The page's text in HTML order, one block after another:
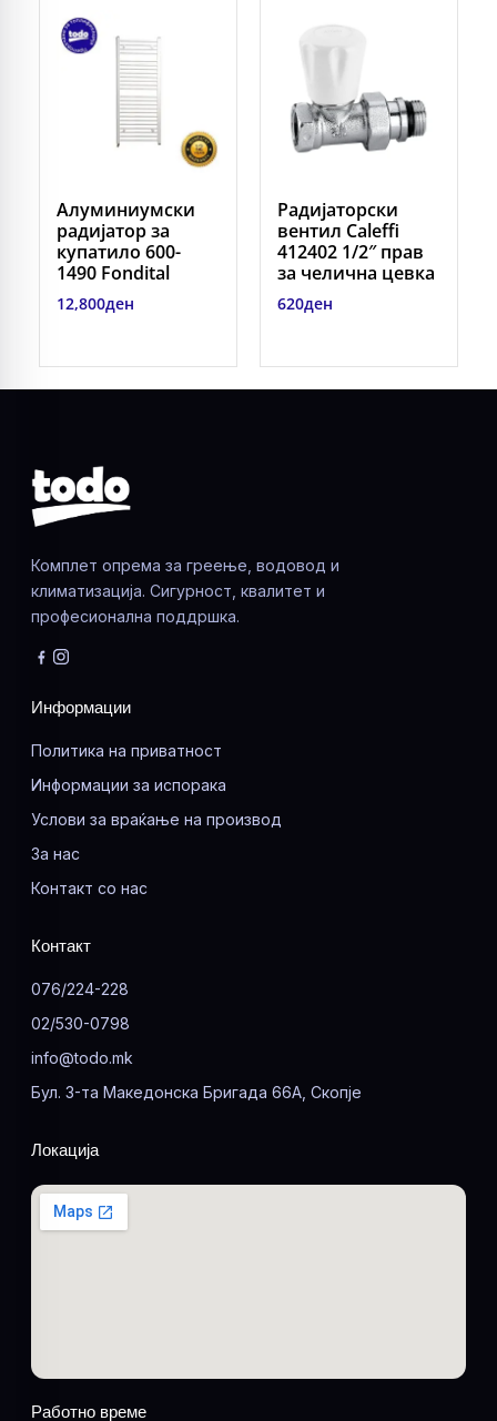
Алуминиумски
радијатор за
купатило 600-
1490 Fondital
12,800ден
Радијаторски
вентил Caleffi
412402 1/2″ прав
за челична цевка
620ден
Комплет опрема за греење, водовод и
климатизација. Сигурност, квалитет и
професионална поддршка.
Информации
Политика на приватност
Информации за испорака
Услови за враќање на производ
За нас
Контакт со нас
Контакт
076/224-228
02/530-0798
info@todo.mk
Бул. 3-та Македонска Бригада 66А, Скопје
Локација
Работно време